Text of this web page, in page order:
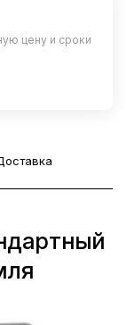
цену и сроки